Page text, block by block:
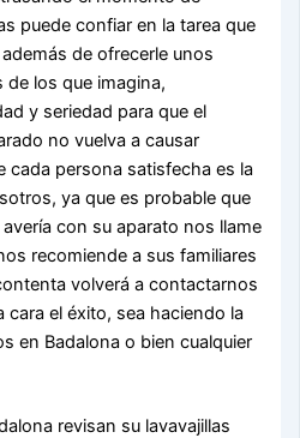
puede confiar en la tarea que
de ofrecerle unos
los que imagina,
y seriedad para que el
no vuelva a causar
cada persona satisfecha es la
ya que es probable que
con su aparato nos llame
recomiende a sus familiares
volverá a contactarnos
cara el éxito, sea haciendo la
en Badalona o bien cualquier
revisan su lavavajillas